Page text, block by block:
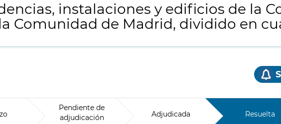
instalaciones y edificios de la
Comunidad de Madrid, dividido en
Pendiente de
adjudicación
Adjudicada Resuelta